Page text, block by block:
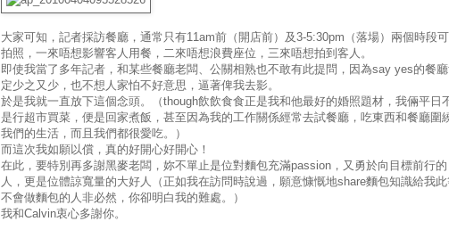
大家可知，記者採訪餐廳，通常只有11am前（開店前）及3-5:30pm（落場）兩個時段
拍照，一來唔想影響客人用餐，二來唔想浪費座位，三來唔想拍到客人。
即使我當了多年記者，和某些餐廳老闆、公關相熟也不敢有此提問，因為say yes的餐
定少之又少，也不想人家怕不好意思，逼著俾我去影。
於是我就一直放下這個念頭。（though飲飲食食正是我和他最好的婚照題材，我倆平日
是行超市買菜，便是回家煮飯，甚至因為我的工作關係經常去試餐廳，吃東西和餐廳圍
我們的生活，而且我們都很愛吃。）
而這次我如願以償，真的好開心好開心！
在此，要特別再多謝黑麥老闆，妳不單止是位對麵包充滿passion，又勇於向目標前行的
人，更是位體諒寬量的大好人（正如我在訪問時說過，願意慷慨地share麵包知識給我
不會做麵包的人非必然，你卻明白我的難處。）
我和Calvin衷心多謝你。